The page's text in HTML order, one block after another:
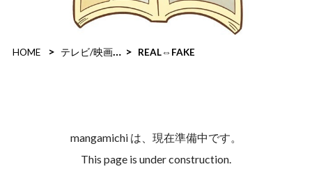
HOME テレビ/映画作品 REAL⇔FAKE
mangamichi は、現在準備中です。
This page is under construction.